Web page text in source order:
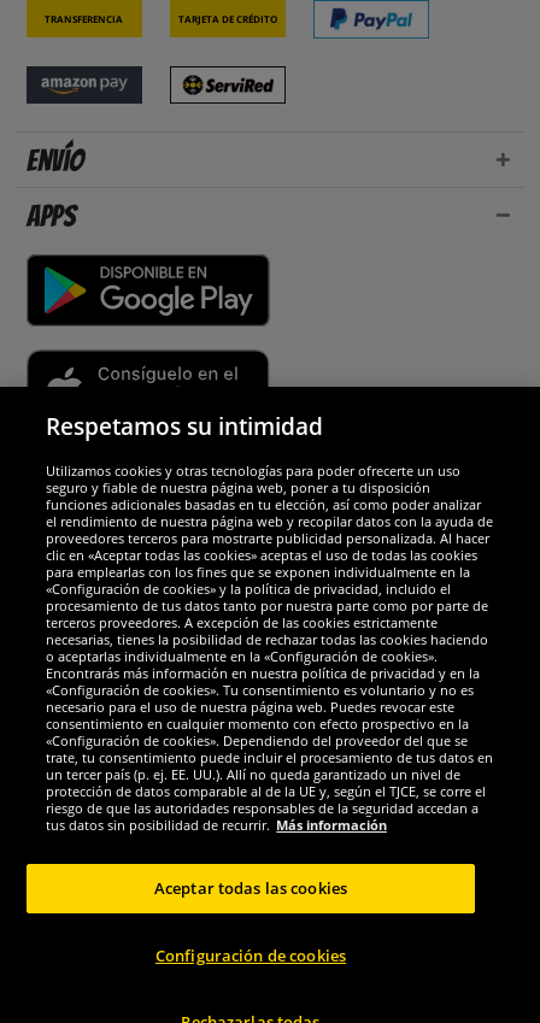
Transferencia Tarjeta de crédito
Envío
Apps
Socios y seguridad
Galardones
Redes sociales
Todos los derechos reservados
se aplica a clientes con una suscripción activa al DealClub.
Respetamos su intimidad
Utilizamos cookies y otras tecnologías para poder ofrecerte un uso
seguro y fiable de nuestra página web, poner a tu disposición
funciones adicionales basadas en tu elección, así como poder analizar
el rendimiento de nuestra página web y recopilar datos con la ayuda de
proveedores terceros para mostrarte publicidad personalizada. Al hacer
clic en «Aceptar todas las cookies» aceptas el uso de todas las cookies
para emplearlas con los fines que se exponen individualmente en la
«Configuración de cookies» y la política de privacidad, incluido el
procesamiento de tus datos tanto por nuestra parte como por parte de
terceros proveedores. A excepción de las cookies estrictamente
necesarias, tienes la posibilidad de rechazar todas las cookies haciendo
o aceptarlas individualmente en la «Configuración de cookies».
Encontrarás más información en nuestra política de privacidad y en la
«Configuración de cookies». Tu consentimiento es voluntario y no es
necesario para el uso de nuestra página web. Puedes revocar este
consentimiento en cualquier momento con efecto prospectivo en la
«Configuración de cookies». Dependiendo del proveedor del que se
trate, tu consentimiento puede incluir el procesamiento de tus datos en
un tercer país (p. ej. EE. UU.). Allí no queda garantizado un nivel de
protección de datos comparable al de la UE y, según el TJCE, se corre el
riesgo de que las autoridades responsables de la seguridad accedan a
tus datos sin posibilidad de recurrir. Más información
Configuración de cookies
Aceptar todas las cookies